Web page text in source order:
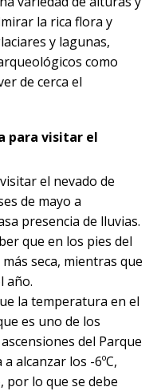
la rica flora y
y lagunas,
como
de cerca el
para visitar el
el nevado de
de mayo a
presencia de lluvias.
que en los pies del
seca, mientras que
año.
la temperatura en el
es uno de los
del Parque
alcanzar los -6ºC,
por lo que se debe